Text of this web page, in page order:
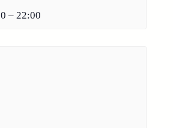
– 22:00